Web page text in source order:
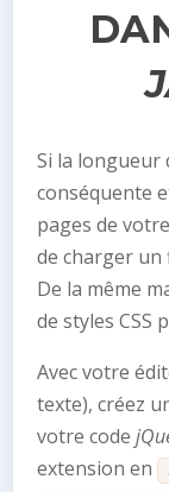
Si la longueur
conséquente
pages de
de charger
De la même
de styles CSS
Avec votre
texte), créez
votre code
extension en